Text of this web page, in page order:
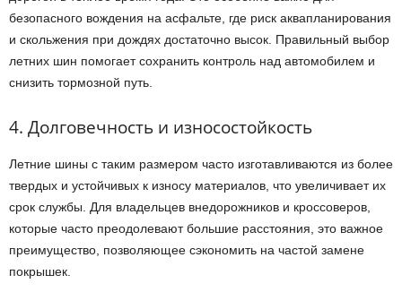
безопасного вождения на асфальте, где риск аквапланирования
и скольжения при дождях достаточно высок. Правильный выбор
летних шин помогает сохранить контроль над автомобилем и
снизить тормозной путь.
4. Долговечность и износостойкость
Летние шины с таким размером часто изготавливаются из более
твердых и устойчивых к износу материалов, что увеличивает их
срок службы. Для владельцев внедорожников и кроссоверов,
которые часто преодолевают большие расстояния, это важное
преимущество, позволяющее сэкономить на частой замене
покрышек.